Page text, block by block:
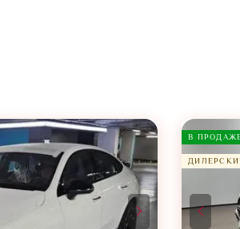
В